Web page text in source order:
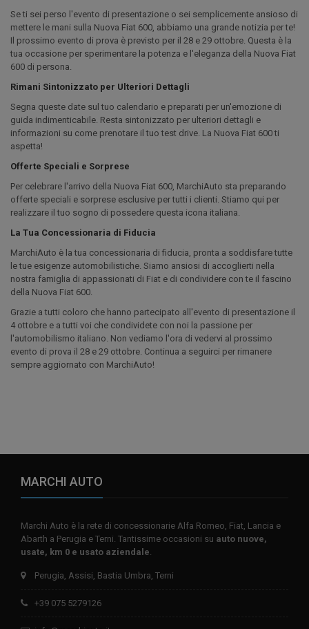
Se ti sei perso l'evento di presentazione o sei semplicemente ansioso di
mettere le mani sulla Nuova Fiat 600, abbiamo una grande notizia per te!
Il prossimo evento di prova è previsto per il 28 e 29 ottobre. Questa è la
tua occasione per sperimentare la potenza e l'eleganza della Nuova Fiat
600 di persona.
Rimani Sintonizzato per Ulteriori Dettagli
Segna queste date sul tuo calendario e preparati per un'emozione di
guida indimenticabile. Resta sintonizzato per ulteriori dettagli e
informazioni su come prenotare il tuo test drive. La Nuova Fiat 600 ti
aspetta!
Offerte Speciali e Sorprese
Per celebrare l'arrivo della Nuova Fiat 600, MarchiAuto sta preparando
offerte speciali e sorprese esclusive per tutti i clienti. Stiamo qui per
realizzare il tuo sogno di possedere questa icona italiana.
La Tua Concessionaria di Fiducia
MarchiAuto è la tua concessionaria di fiducia, pronta a soddisfare tutte
le tue esigenze automobilistiche. Siamo ansiosi di accoglierti nella
nostra famiglia di appassionati di Fiat e di condividere con te il fascino
della Nuova Fiat 600.
Grazie a tutti coloro che hanno partecipato all'evento di presentazione il
4 ottobre e a tutti voi che condividete con noi la passione per
l'automobilismo italiano. Non vediamo l'ora di vedervi al prossimo
evento di prova il 28 e 29 ottobre. Continua a seguirci per rimanere
sempre aggiornato con MarchiAuto!
MARCHI AUTO
Marchi Auto è la rete di concessionarie Alfa Romeo, Fiat, Lancia e
Abarth a Perugia e Terni. Tantissime occasioni su auto nuove,
usate, km 0 e usato aziendale
Perugia, Assisi, Bastia Umbra, Terni
+39 075 5279126